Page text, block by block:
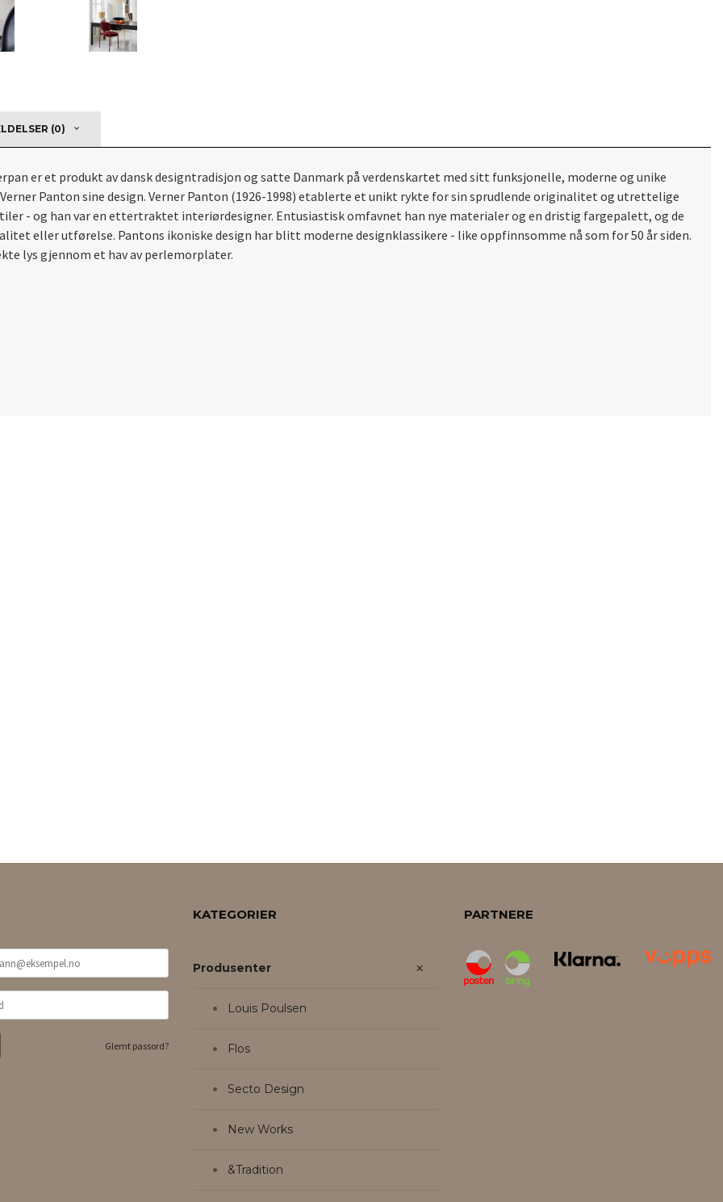
(0)
er et produkt av dansk designtradisjon og satte Danmark på verdenskartet med sitt funksjonelle, moderne og unike
Panton sine design. Verner Panton (1926-1998) etablerte et unikt rykte for sin sprudlende originalitet og utrettelige
- og han var en ettertraktet interiørdesigner. Entusiastisk omfavnet han nye materialer og en dristig fargepalett, og de
eller utførelse. Pantons ikoniske design har blitt moderne designklassikere - like oppfinnsomme nå som for 50 år siden.
lys gjennom et hav av perlemorplater.
Glemt passord?
KATEGORIER
Produsenter
Louis Poulsen
Flos
Secto Design
New Works
&Tradition
PARTNERE